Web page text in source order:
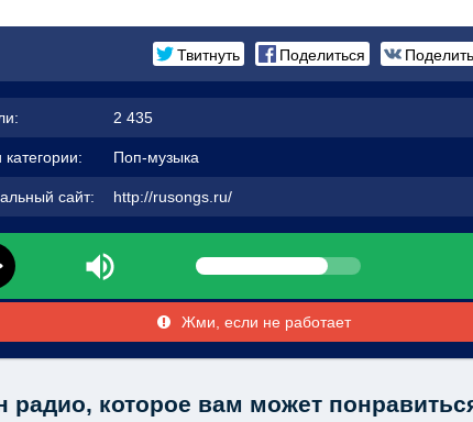
Твитнуть Поделиться
2 435
Поп-музыка
сайт: http://rusongs.ru/
Жми, если не работает
радио, которое вам может